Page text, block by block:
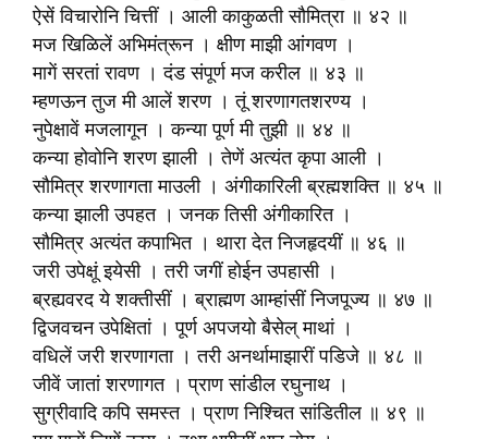
ऐसें विचारोनि चित्तीं । आली काकुळती सौ‍मित्रा ॥ ४२ ॥
मज खिळिलें अभिमंत्रून । क्षीण माझी आंगवण ।
मागें सरतां रावण । दंड संपूर्ण मज करील ॥ ४३ ॥
म्हणऊन तुज मी आलें शरण । तूं शरणागतशरण्य ।
नुपेक्षावें मजलागून । कन्या पूर्ण मी तुझी ॥ ४४ ॥
कन्या होवोनि शरण झाली । तेणें अत्यंत कृपा आली ।
सौ‍मित्र शरणागता माउली । अंगीकारिली ब्रह्मशक्ति ॥ ४५ ॥
कन्या झाली उपहत । जनक तिसी अंगीकारित ।
सौ‍मित्र अत्यंत कपाभित । थारा देत निजहृदयीं ॥ ४६ ॥
जरी उपेक्षूं इयेसी । तरी जगीं होईन उपहासी ।
ब्रह्यवरद ये शक्तीसीं । ब्राह्मण आम्हांसीं निजपूज्य ॥ ४७ ॥
द्विजवचन उपेक्षितां । पूर्ण अपजयो बैसेल् माथां ।
वधिलें जरी शरणागता । तरी अनर्थामाझारीं पडिजे ॥ ४८ ॥
जीवें जातां शरणागत । प्राण सांडील रघुनाथ ।
सुग्रीवादि कपि समस्त । प्राण निश्चित सांडितील ॥ ४९ ॥